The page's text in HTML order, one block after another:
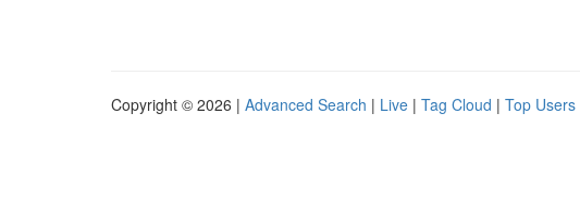
Copyright © 2026 | Advanced Search | Live | Tag Cloud | Top Users